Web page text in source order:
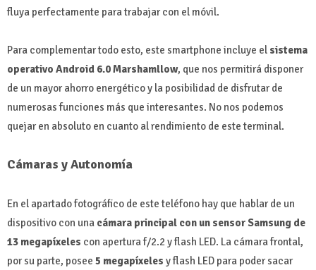
fluya perfectamente para trabajar con el móvil.
Para complementar todo esto, este smartphone incluye el sistema
operativo Android 6.0 Marshamllow, que nos permitirá disponer
de un mayor ahorro energético y la posibilidad de disfrutar de
numerosas funciones más que interesantes. No nos podemos
quejar en absoluto en cuanto al rendimiento de este terminal.
Cámaras y Autonomía
En el apartado fotográfico de este teléfono hay que hablar de un
dispositivo con una cámara principal con un sensor Samsung de
13 megapíxeles con apertura f/2.2 y flash LED. La cámara frontal,
por su parte, posee 5 megapíxeles y flash LED para poder sacar